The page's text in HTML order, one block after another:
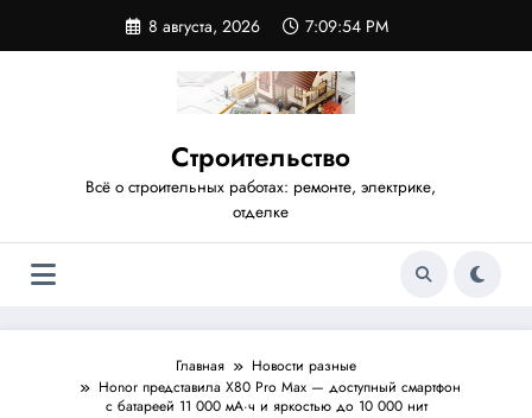
содержимому
8 августа, 2026 7:09:55 PM
Строительство
Всё о строительных работах: ремонте, электрике,
отделке
Главная
Новости разные
Honor представила X80 Pro Max — доступный смартфон
с батареей 11 000 мА·ч и яркостью до 10 000 нит